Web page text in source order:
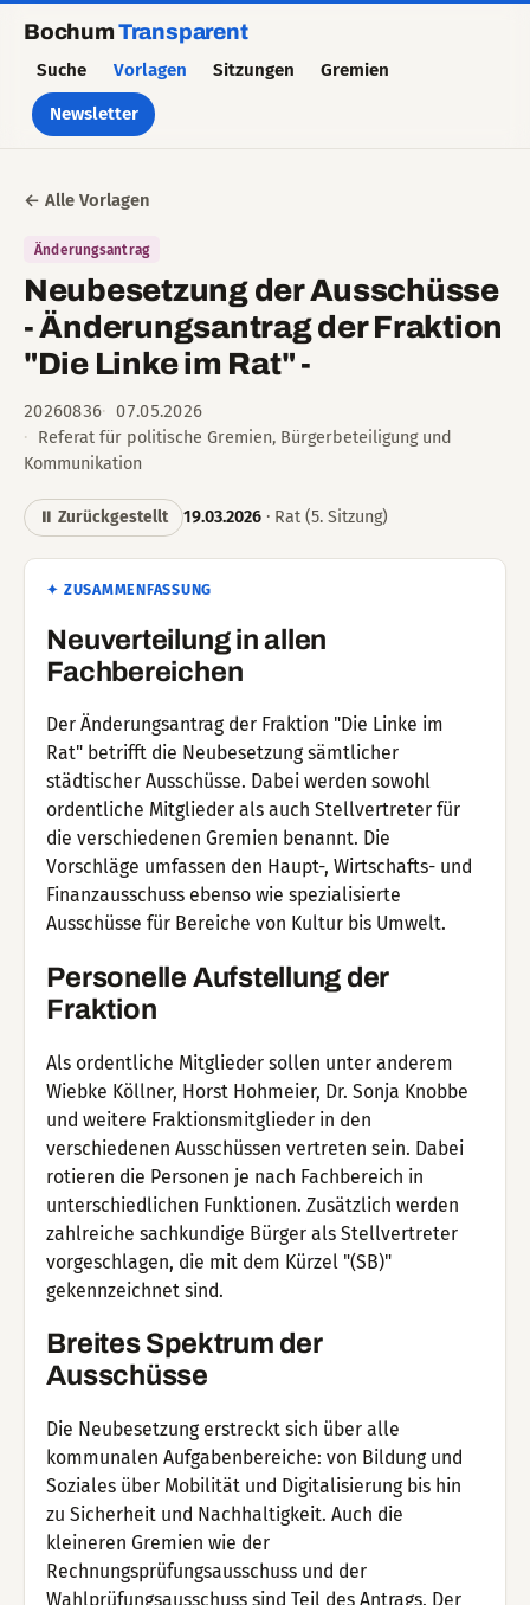
BochumTransparent
Suche Vorlagen Sitzungen Gremien
Newsletter
← Alle Vorlagen
Änderungsantrag
Neubesetzung der Ausschüsse
- Änderungsantrag der Fraktion
"Die Linke im Rat" -
20260836
07.05.2026
Referat für politische Gremien, Bürgerbeteiligung und
Kommunikation
⏸ Zurückgestellt 19.03.2026 · Rat (5. Sitzung)
✦ ZUSAMMENFASSUNG
Neuverteilung in allen
Fachbereichen
Der Änderungsantrag der Fraktion "Die Linke im
Rat" betrifft die Neubesetzung sämtlicher
städtischer Ausschüsse. Dabei werden sowohl
ordentliche Mitglieder als auch Stellvertreter für
die verschiedenen Gremien benannt. Die
Vorschläge umfassen den Haupt-, Wirtschafts- und
Finanzausschuss ebenso wie spezialisierte
Ausschüsse für Bereiche von Kultur bis Umwelt.
Personelle Aufstellung der
Fraktion
Als ordentliche Mitglieder sollen unter anderem
Wiebke Köllner, Horst Hohmeier, Dr. Sonja Knobbe
und weitere Fraktionsmitglieder in den
verschiedenen Ausschüssen vertreten sein. Dabei
rotieren die Personen je nach Fachbereich in
unterschiedlichen Funktionen. Zusätzlich werden
zahlreiche sachkundige Bürger als Stellvertreter
vorgeschlagen, die mit dem Kürzel "(SB)"
gekennzeichnet sind.
Breites Spektrum der
Ausschüsse
Die Neubesetzung erstreckt sich über alle
kommunalen Aufgabenbereiche: von Bildung und
Soziales über Mobilität und Digitalisierung bis hin
zu Sicherheit und Nachhaltigkeit. Auch die
kleineren Gremien wie der
Rechnungsprüfungsausschuss und der
Wahlprüfungsausschuss sind Teil des Antrags. Der